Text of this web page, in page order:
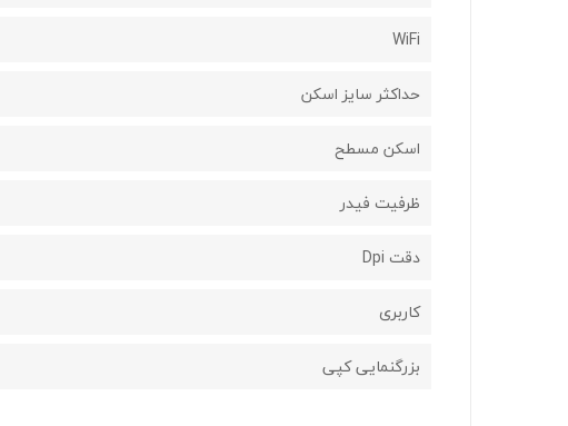
WiFi
حداکثر سایز اسکن
اسکن مسطح
ظرفیت فیدر
دقت Dpi
کاربری
بزرگنمایی کپی